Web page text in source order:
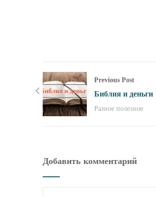
Previous Post
Библия и деньги
Разное полезное
Добавить комментарий